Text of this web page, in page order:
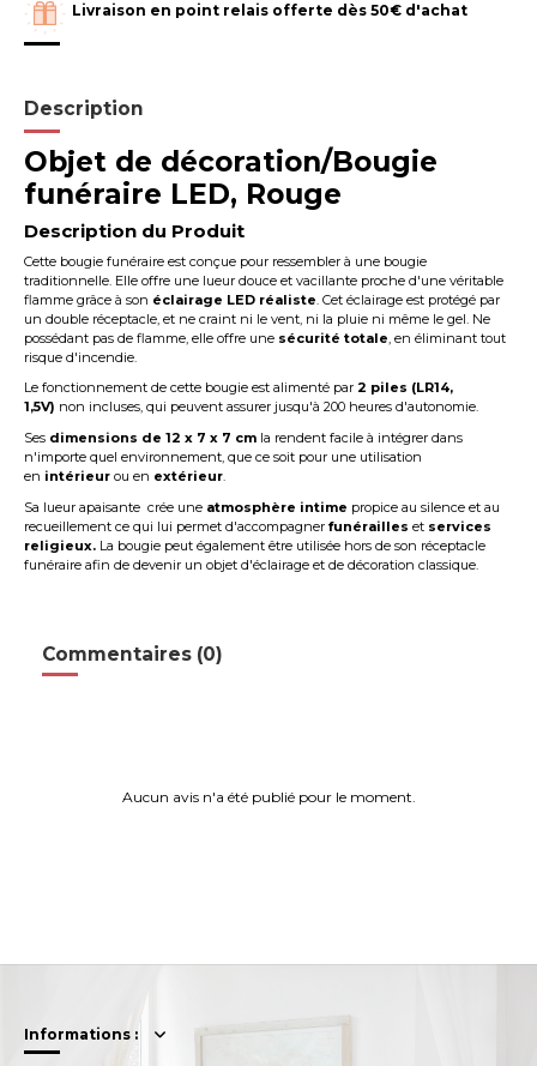
Livraison en point relais offerte dès 50€ d'achat
Description
Objet de décoration/Bougie
funéraire LED, Rouge
Description du Produit
Cette bougie funéraire est conçue pour ressembler à une bougie
traditionnelle. Elle offre une lueur douce et vacillante proche d'une véritable
flamme grâce à son éclairage LED réaliste . Cet éclairage est protégé par
un double réceptacle, et ne craint ni le vent, ni la pluie ni même le gel. Ne
possédant pas de flamme, elle offre une sécurité totale , en éliminant tout
risque d'incendie.
Le fonctionnement de cette bougie est alimenté par2 piles (LR14,
1,5V) non incluses, qui peuvent assurer jusqu'à 200 heures d'autonomie.
Ses dimensions de 12 x 7 x 7 cm la rendent facile à intégrer dans
n'importe quel environnement, que ce soit pour une utilisation
en intérieur ou en extérieur.
Sa lueur apaisante crée une atmosphère intime propice au silence et au
recueillement ce qui lui permet d'accompagnerfunérailles et services
religieux. La bougie peut également être utilisée hors de son réceptacle
funéraire afin de devenir un objet d'éclairage et de décoration classique.
Commentaires (0)
Aucun avis n'a été publié pour le moment.
Informations :